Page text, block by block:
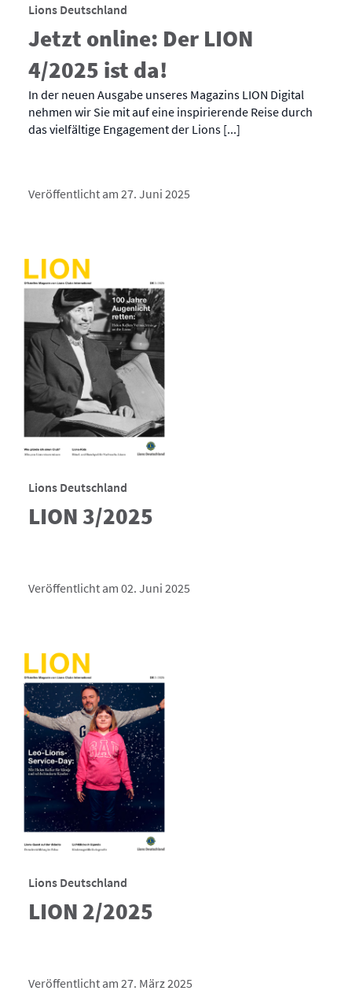
Lions Deutschland
Jetzt online: Der LION
4/2025 ist da!
In der neuen Ausgabe unseres Magazins LION Digital
nehmen wir Sie mit auf eine inspirierende Reise durch
das vielfältige Engagement der Lions [...]
Veröffentlicht am 27. Juni 2025
Lions Deutschland
LION 3/2025
Veröffentlicht am 02. Juni 2025
Lions Deutschland
LION 2/2025
Veröffentlicht am 27. März 2025